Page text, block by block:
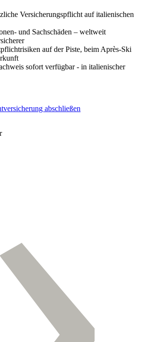
Versicherungspflicht auf italienischen
und Sachschäden – weltweit
auf der Piste, beim Après-Ski
sofort verfügbar - in italienischer
abschließen